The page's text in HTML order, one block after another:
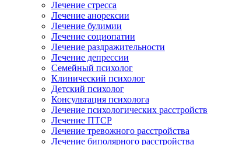
Лечение стресса
Лечение анорексии
Лечение булимии
Лечение социопатии
Лечение раздражительности
Лечение депрессии
Семейный психолог
Клинический психолог
Детский психолог
Консультация психолога
Лечение психологических расстройств
Лечение ПТСР
Лечение тревожного расстройства
Лечение биполярного расстройства